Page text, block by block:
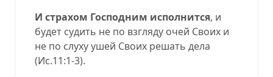
И страхом Господним исполнится, и
будет судить не по взгляду очей Своих и
не по слуху ушей Своих решать дела
(Ис.11:1-3).